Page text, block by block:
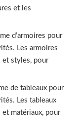
et les
d’armoires pour
Les armoires
et styles, pour
de tableaux pour
Les tableaux
matériaux, pour